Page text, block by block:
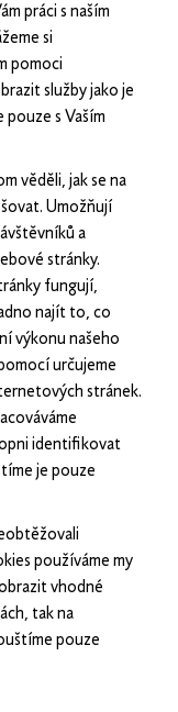
práci s naším
si
pomoci
služby jako je
s Vaším
věděli, jak se na
Umožňují
a
stránky.
fungují,
najít to, co
výkonu našeho
určujeme
stránek.
identifikovat
je pouze
používáme my
vhodné
tak na
pouze